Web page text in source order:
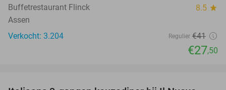
Buffetrestaurant Flinck 8.5 star
Assen
Verkocht: 3.204
Regulier €41
€27,50